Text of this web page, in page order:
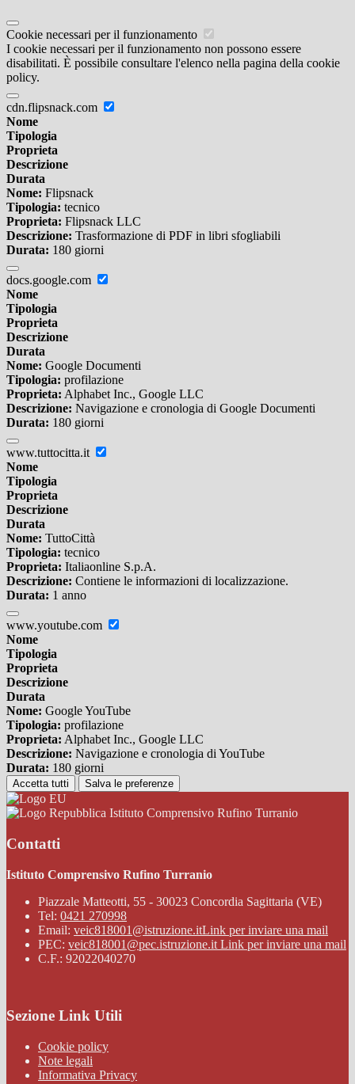
Cookie necessari per il funzionamento
I cookie necessari per il funzionamento non possono essere
disabilitati. È possibile consultare l'elenco nella pagina della cookie
policy.
cdn.flipsnack.com
Nome
Tipologia
Proprieta
Descrizione
Durata
Nome: Flipsnack
Tipologia: tecnico
Proprieta: Flipsnack LLC
Descrizione: Trasformazione di PDF in libri sfogliabili
Durata: 180 giorni
docs.google.com
Nome
Tipologia
Proprieta
Descrizione
Durata
Nome: Google Documenti
Tipologia: profilazione
Proprieta: Alphabet Inc., Google LLC
Descrizione: Navigazione e cronologia di Google Documenti
Durata: 180 giorni
www.tuttocitta.it
Nome
Tipologia
Proprieta
Descrizione
Durata
Nome: TuttoCittà
Tipologia: tecnico
Proprieta: Italiaonline S.p.A.
Descrizione: Contiene le informazioni di localizzazione.
Durata: 1 anno
www.youtube.com
Nome
Tipologia
Proprieta
Descrizione
Durata
Nome: Google YouTube
Tipologia: profilazione
Proprieta: Alphabet Inc., Google LLC
Descrizione: Navigazione e cronologia di YouTube
Durata: 180 giorni
Accetta tutti Salva le preferenze
Istituto Comprensivo Rufino Turranio
Contatti
Istituto Comprensivo Rufino Turranio
Piazzale Matteotti, 55 - 30023 Concordia Sagittaria (VE)
Tel: 0421 270998
Email: veic818001@istruzione.itLink per inviare una mail
PEC: veic818001@pec.istruzione.it Link per inviare una mail
C.F.: 92022040270
Sezione Link Utili
Cookie policy
Note legali
Informativa Privacy